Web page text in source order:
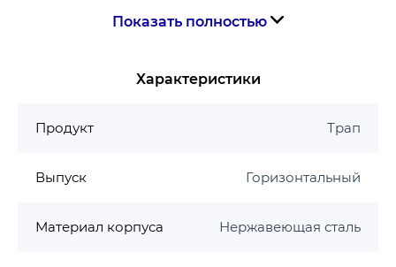
Гарантия 3 годаПоказать полностью
Характеристики
Продукт Трап
Выпуск Горизонтальный
Материал корпуса Нержавеющая сталь